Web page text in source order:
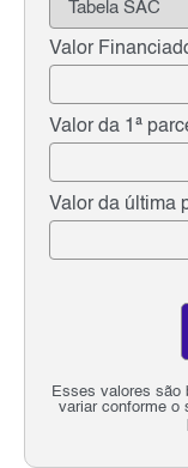
Valor
Valor da 1ª
Valor da última
Esses valores são
variar conforme o